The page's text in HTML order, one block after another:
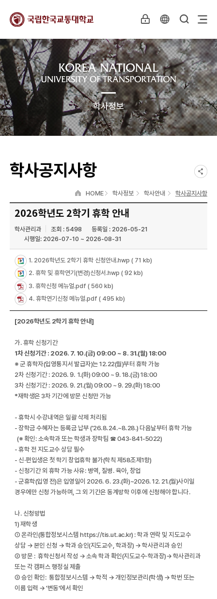
학사정보
학사공지사항
HOME 학사정보 학사안내 학사공지사항
2026학년도 2학기 휴학 안내
학사관리과 조회 : 5498
등록일 : 2026-05-21
시행일: 2026-07-10 ~ 2026-08-31
1. 2026학년도 2학기 휴학 신청안내.hwp ( 71 kb)
2. 휴학 및 휴학연기(변경)신청서.hwp ( 92 kb)
3. 휴학신청 메뉴얼.pdf ( 560 kb)
4. 휴학연기신청 메뉴얼.pdf ( 495 kb)
[2026학년도 2학기 휴학 안내]
가. 휴학 신청기간
1차 신청기간 : 2026. 7. 10.(금) 09:00 ~ 8. 31.(월) 18:00
※ 군 휴학자(입영통지서 발급자)는 12.22(월)부터 휴학 가능
2차 신청기간 : 2026. 9. 1.(화) 09:00 ~ 9. 18.(금) 18:00
3차 신청기간 : 2026. 9. 21.(월) 09:00 ~ 9. 29.(화) 18:00
*재학생은 3차 기간에 방문 신청만 가능
- 휴학시 수강내역은 일괄 삭제 처리됨
- 장학금 수혜자는 등록금 납부 ('26.8.24.~8.28.) 다음날부터 휴학 가능
(※ 확인: 소속학과 또는 학생과 장학팀 ☎ 043-841-5022)
- 휴학 전 지도교수 상담 필수
- 신·편입생은 첫 학기 창업휴학 불가(학칙 제58조제1항)
- 신청기간 외 휴학 가능 사유: 병역, 질병. 육아, 창업
- 군휴학(입영 전)은 입영일이 2026. 6. 23.(화)~2026. 12. 21.(월)사이일
경우에만 신청 가능하며, 그 외 기간은 동계방학 이후에 신청해야 합니다.
나. 신청방법
1) 재학생
① 온라인(통합정보시스템 https://tis.ut.ac.kr) : 학과 연락 및 지도교수
상담 → 본인 신청 → 학과 승인(지도교수, 학과장) → 학사관리과 승인
② 방문 : 휴학신청서 작성 → 소속 학과 확인(지도교수·학과장)→ 학사관리과
또는 각 캠퍼스 행정실 제출
③ 승인 확인: 통합정보시스템 → 학적 → 개인정보관리(학생) → 학번 또는
이름 입력 → '변동'에서 확인